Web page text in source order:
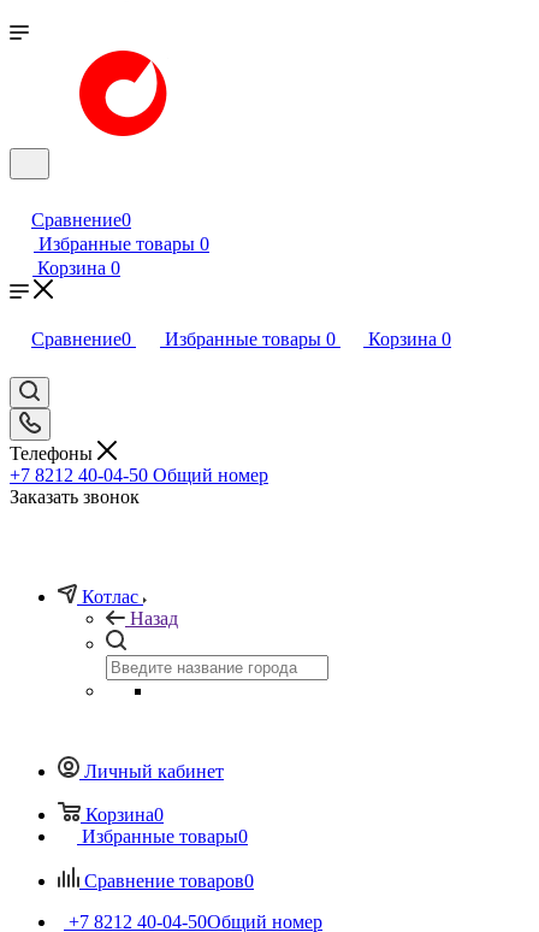
Сравнение0
Избранные товары 0
Корзина 0
Сравнение0 Избранные товары 0 Корзина 0
Телефоны
+7 8212 40-04-50 Общий номер
Заказать звонок
Котлас
Назад
Личный кабинет
Корзина0
Избранные товары0
Сравнение товаров0
+7 8212 40-04-50Общий номер